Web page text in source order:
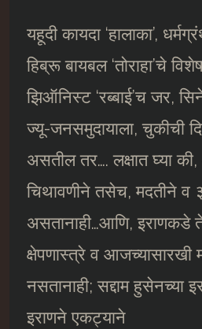
यहूदी कायदा ‘हालाका’,
हिब्रू बायबल ‘तोराहा’चे
झिऑनिस्ट ‘रब्बाई’च जर,
ज्यू-जनसमुदायाला, चुकीची
असतील तर…. लक्षात घ्या
चिथावणीने तसेच, मदतीने व
असतानाही…आणि, इराणकडे
क्षेपणास्त्रे व आजच्यासारखी
नसतानाही; सद्दाम हुसेनच्या
इराणने एकट्याने